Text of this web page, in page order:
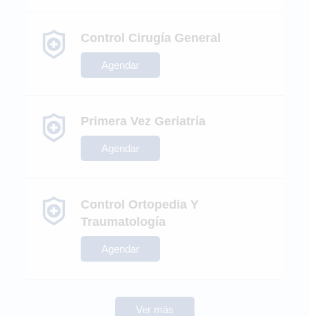
Control Cirugía General
Agendar
Primera Vez Geriatría
Agendar
Control Ortopedia Y
Traumatología
Agendar
Ver más